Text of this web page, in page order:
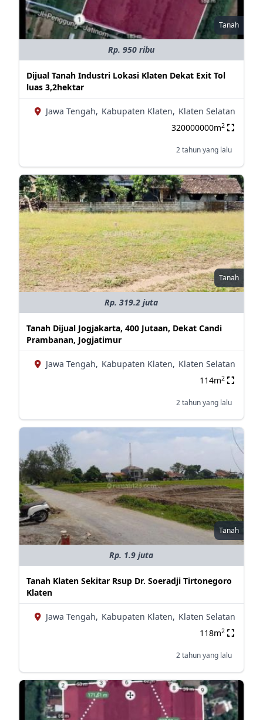
Tanah
Rp. 950 ribu
Dijual Tanah Industri Lokasi Klaten Dekat Exit Tol
luas 3,2hektar
Jawa Tengah, Kabupaten Klaten, Klaten Selatan
320000000m2
2 tahun yang lalu
Tanah
Rp. 319.2 juta
Tanah Dijual Jogjakarta, 400 Jutaan, Dekat Candi
Prambanan, Jogjatimur
Jawa Tengah, Kabupaten Klaten, Klaten Selatan
114m2
2 tahun yang lalu
Tanah
Rp. 1.9 juta
Tanah Klaten Sekitar Rsup Dr. Soeradji Tirtonegoro
Klaten
Jawa Tengah, Kabupaten Klaten, Klaten Selatan
118m2
2 tahun yang lalu